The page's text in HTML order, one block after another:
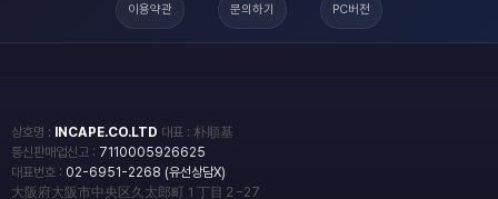
이용약관 문의하기 PC버전
상호명 : INCAPE.CO.LTD 대표 : 朴順基
통신판매업신고 : 7110005926625
대표번호 : 02-6951-2268 (유선상담X)
大阪府大阪市中央区久太郎町１丁目２−27